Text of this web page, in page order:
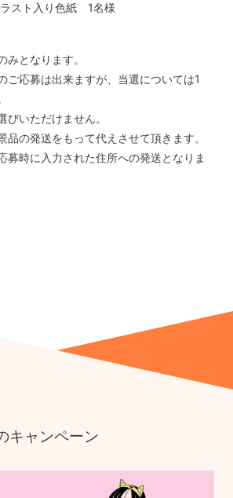
スト入り色紙 1名様
みとなります。
ご応募は出来ますが、当選については1
びいただけません。
品の発送をもって代えさせて頂きます。
募時に入力された住所への発送となりま
キャンペーン